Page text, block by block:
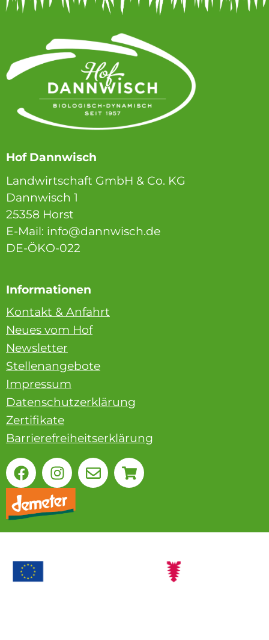
Hof Dannwisch
Landwirtschaft GmbH & Co. KG
Dannwisch 1
25358 Horst
E-Mail: info@dannwisch.de
DE-ÖKO-022
Informationen
Kontakt & Anfahrt
Neues vom Hof
Newsletter
Stellenangebote
Impressum
Datenschutzerklärung
Zertifikate
Barrierefreiheitserklärung